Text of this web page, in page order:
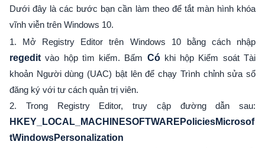
i
Dưới đây là các bước bạn cần làm theo để tắt màn hình khóa
vĩnh viễn trên Windows 10.
1. Mở Registry Editor trên Windows 10 bằng cách nhập
regedit vào hộp tìm kiếm. Bấm Cókhi hộp Kiểm soát Tài
khoản Người dùng (UAC) bật lên để chạy Trình chỉnh sửa sổ
đăng ký với tư cách quản trị viên.
2. Trong Registry Editor, truy cập đường dẫn sau:
HKEY_LOCAL_MACHINESOFTWAREPoliciesMicrosof
tWindowsPersonalization